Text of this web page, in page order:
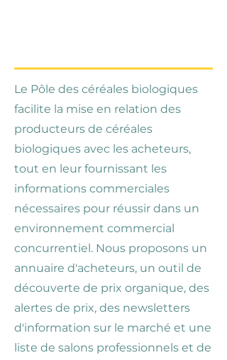
Le Pôle des céréales biologiques
facilite la mise en relation des
producteurs de céréales
biologiques avec les acheteurs,
tout en leur fournissant les
informations commerciales
nécessaires pour réussir dans un
environnement commercial
concurrentiel. Nous proposons un
annuaire d'acheteurs, un outil de
découverte de prix organique, des
alertes de prix, des newsletters
d'information sur le marché et une
liste de salons professionnels et de